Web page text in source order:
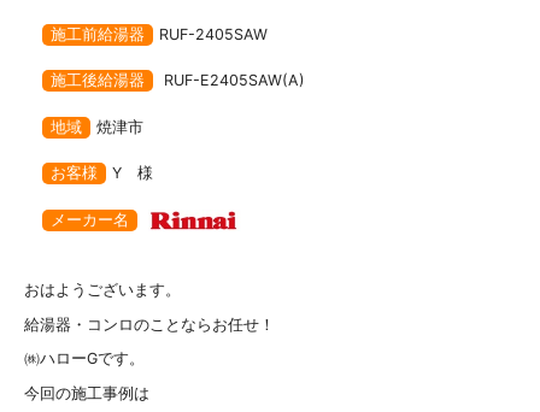
施工前給湯器 RUF-2405SAW
施工後給湯器 RUF-E2405SAW(A)
地域 焼津市
お客様 Y 様
メーカー名
おはようございます。
給湯器・コンロのことならお任せ！
㈱ハローGです。
今回の施工事例は